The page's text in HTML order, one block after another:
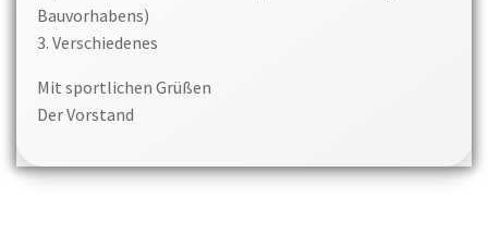
Bauvorhabens)
3. Verschiedenes
Mit sportlichen Grüßen
Der Vorstand